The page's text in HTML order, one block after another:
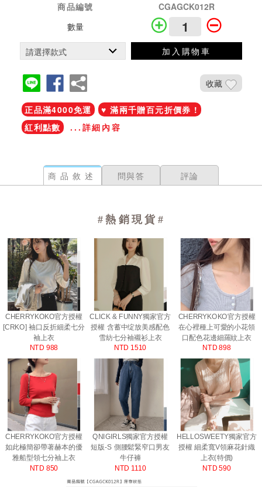
商品編號
CGAGCK012R
數量
加入購物車
收藏
正品滿4000免運
♥ 滿兩千贈百元折價券 !
紅利點數
...詳細內容
商品敘述 問與答 評論